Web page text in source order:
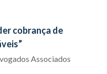
cobrança de
Associados